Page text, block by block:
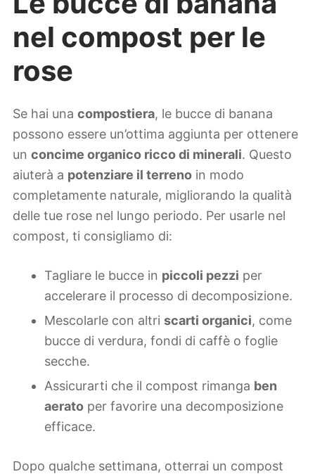
nel compost per le
rose
Se hai una compostiera, le bucce di banana
possono essere un’ottima aggiunta per ottenere
un concime organico ricco di minerali. Questo
aiuterà a potenziare il terreno in modo
completamente naturale, migliorando la qualità
delle tue rose nel lungo periodo. Per usarle nel
compost, ti consigliamo di:
Tagliare le bucce in piccoli pezzi per
accelerare il processo di decomposizione.
Mescolarle con altri scarti organici, come
bucce di verdura, fondi di caffè o foglie
secche.
Assicurarti che il compost rimanga ben
aerato per favorire una decomposizione
efficace.
Dopo qualche settimana, otterrai un compost